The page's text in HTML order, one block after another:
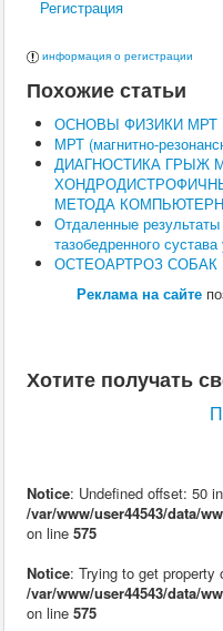
Поведение
Кошки
Ветеринария
Хирургия
Терапия
Заразные
Кормление
Поведение
Воспроизводство
Птицы
Ветеринария
Ветеринария
Ветеринария
Кормление
Пушные звери
Экзотические
Ветеринария
Ветеринария
Регистрация
информация о регистрации
Похожие статьи
ОСНОВЫ ФИЗИКИ МРТ
МРТ (магнитно-
ДИАГНОСТИКА ГРЫЖ
МЕТОДА
Отдаленные результаты
тазобедренного
ОСТЕОАРТРОЗ СОБАК
Реклама на сайте
Хотите получать
Notice: Undefined offset: 50 in
/var/www/user44543/data/
on line 575
Notice: Trying to get property
/var/www/user44543/data/
on line 575